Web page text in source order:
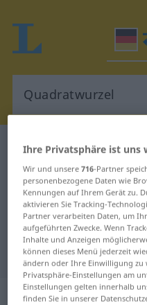
Deutsch-Englisch
Deutsch-
Übersetzung
Ihre Privatsphäre ist uns
Wir und unsere716-Partner
personenbezogene Daten wie
Kennungen auf Ihrem Gerät zu.
aktivieren Sie Tracking-
Partner verarbeiten Daten, um
aufgeführten Zwecke. Wenn
Inhalte und Anzeigen
können dieses Menü jederzeit
ändern oder Ihre Einwilligung zu
Privatsphäre-Einstellungen am
Einstellungen gelten innerhalb
finden Sie in unserer